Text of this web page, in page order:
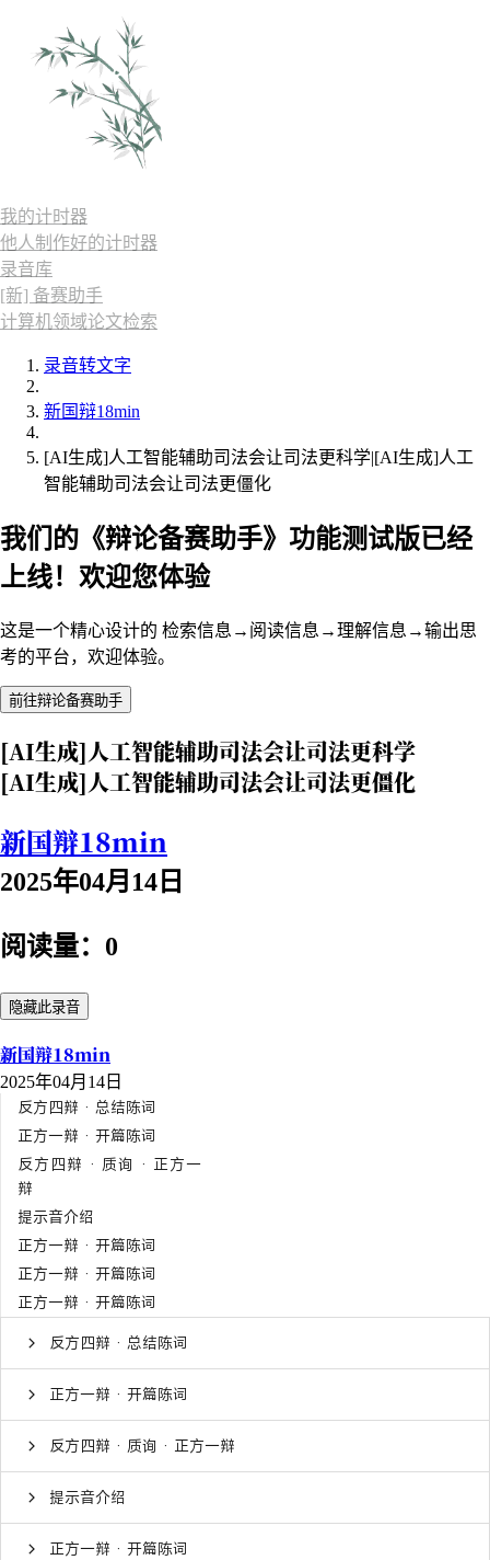
我的计时器
他人制作好的计时器
录音库
[新] 备赛助手
计算机领域论文检索
录音转文字
新国辩18min
[AI生成]人工智能辅助司法会让司法更科学|[AI生成]人工
智能辅助司法会让司法更僵化
我们的《辩论备赛助手》功能测试版已经
上线！欢迎您体验
这是一个精心设计的 检索信息→阅读信息→理解信息→输出思
考的平台，欢迎体验。
前往辩论备赛助手
[AI生成]人工智能辅助司法会让司法更科学
[AI生成]人工智能辅助司法会让司法更僵化
新国辩18min
2025年04月14日
阅读量：0
隐藏此录音
新国辩18min
2025年04月14日
反方四辩 · 总结陈词
正方一辩 · 开篇陈词
反方四辩 · 质询 · 正方一
辩
提示音介绍
正方一辩 · 开篇陈词
正方一辩 · 开篇陈词
正方一辩 · 开篇陈词
反方四辩 · 总结陈词
正方一辩 · 开篇陈词
反方四辩 · 质询 · 正方一辩
提示音介绍
正方一辩 · 开篇陈词